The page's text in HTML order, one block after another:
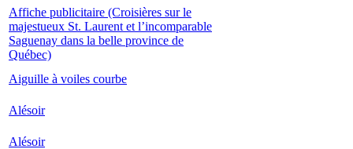
Affiche publicitaire (Croisières sur le
majestueux St. Laurent et l’incomparable
Saguenay dans la belle province de
Québec)
Aiguille à voiles courbe
Alésoir
Alésoir